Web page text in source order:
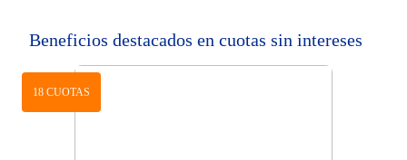
Beneficios destacados en cuotas sin intereses
18 CUOTAS